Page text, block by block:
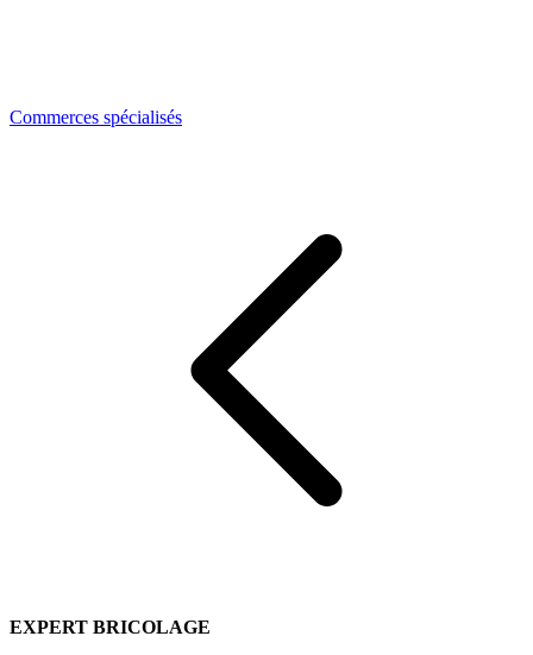
Commerces spécialisés
EXPERT BRICOLAGE